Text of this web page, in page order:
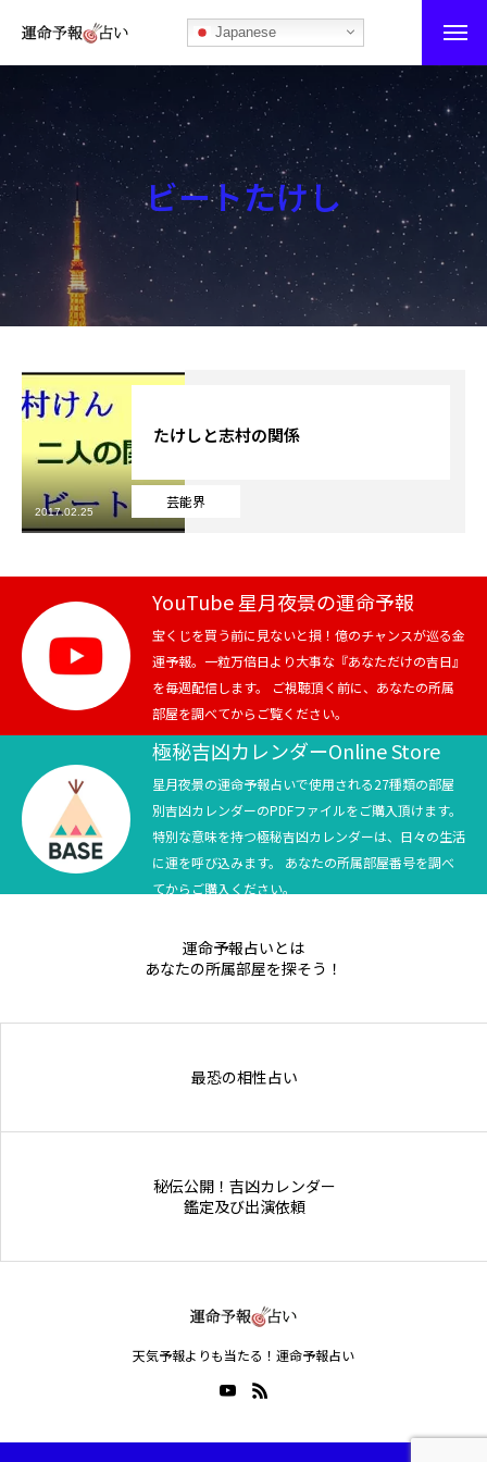
Japanese
運命予報占い
運命予報占いとは
あなたの所属部屋を探そう！
最恐の相性占い
秘伝公開！吉凶カレンダー
ブログ
お知らせ
芸能界
テニス
スポーツ
競馬
テニス四大大会・五輪
テニス四大大会・五輪
ビートたけし
芸能界
たけしと志村の関係
2017.02.25
YouTube 星月夜景の運命予報
宝くじを買う前に見ないと損！億のチャンスが巡る金
運予報。一粒万倍日より大事な『あなただけの吉日』
を毎週配信します。 ご視聴頂く前に、あなたの所属
部屋を調べてからご覧ください。
極秘吉凶カレンダーOnline Store
星月夜景の運命予報占いで使用される27種類の部屋
別吉凶カレンダーのPDFファイルをご購入頂けます。
特別な意味を持つ極秘吉凶カレンダーは、日々の生活
に運を呼び込みます。 あなたの所属部屋番号を調べ
てからご購入ください。
運命予報占いとは
あなたの所属部屋を探そう！
最恐の相性占い
秘伝公開！吉凶カレンダー
鑑定及び出演依頼
天気予報よりも当たる！運命予報占い